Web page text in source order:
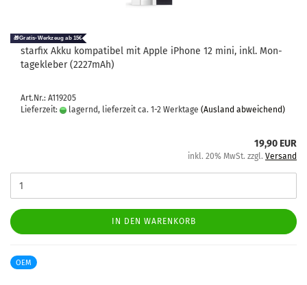
star­fix Akku kom­pa­ti­bel mit Apple iPho­ne 12 mini, inkl. Mon­
ta­ge­kle­ber (2227mAh)
Art.Nr.: A119205
Lieferzeit:
lagernd, lieferzeit ca. 1-2 Werktage (Ausland abweichend)
19,90 EUR
inkl. 20% MwSt. zzgl. Versand
IN DEN WARENKORB
OEM